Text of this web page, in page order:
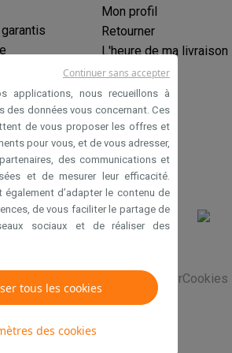
Tous les produits écoToutes les
Tablettes reconditionnés
avec des éco-chèques Sèche-linge
de cuisine
cuisine avec des éco-chèques
de cuisine
des éco-chèques Réfrigerateurs
des éco-chèques
des éco-cheques Tablettes avec des
avec des éco-chèques
Mon profil
Retourner
L'heure de ma livraison
de vente DisclaimerCookies
applications, nous recueillons à
des données vous concernant. Ces
de vous proposer les offres et
pour vous, et de vous adresser,
des communications et
et de mesurer leur efficacité.
d’adapter le contenu de
de vous faciliter le partage de
sociaux et de réaliser des
tous les cookies
des cookies
Continuer sans accepter